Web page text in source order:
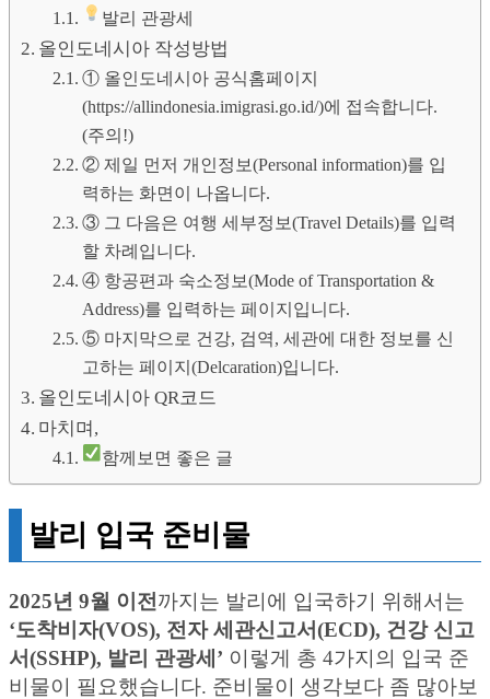
발리 관광세
올인도네시아 작성방법
① 올인도네시아 공식홈페이지
(https://allindonesia.imigrasi.go.id/)에 접속합니다.
(주의!)
② 제일 먼저 개인정보(Personal information)를 입
력하는 화면이 나옵니다.
③ 그 다음은 여행 세부정보(Travel Details)를 입력
할 차례입니다.
④ 항공편과 숙소정보(Mode of Transportation &
Address)를 입력하는 페이지입니다.
⑤ 마지막으로 건강, 검역, 세관에 대한 정보를 신
고하는 페이지(Delcaration)입니다.
올인도네시아 QR코드
마치며,
함께보면 좋은 글
발리 입국 준비물
2025년 9월 이전 까지는 발리에 입국하기 위해서는
‘도착비자(VOS), 전자 세관신고서(ECD), 건강 신고
서(SSHP), 발리 관광세’ 이렇게 총 4가지의 입국 준
비물이 필요했습니다. 준비물이 생각보다 좀 많아보